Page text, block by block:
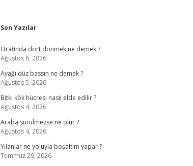
Sidebar
Son Yazılar
Etrafinda dort donmek ne demek ?
Ağustos 6, 2026
Ayağı düz bassın ne demek ?
Ağustos 5, 2026
Bitki kök hücresi nasıl elde edilir ?
Ağustos 4, 2026
Araba sürülmezse ne olur ?
Ağustos 4, 2026
Yılanlar ne yoluyla boşaltım yapar ?
Temmuz 29, 2026